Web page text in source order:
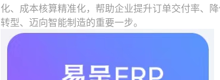
化、成本核算精准化，帮助企业提升订单交付率、
转型、迈向智能制造的重要一步。